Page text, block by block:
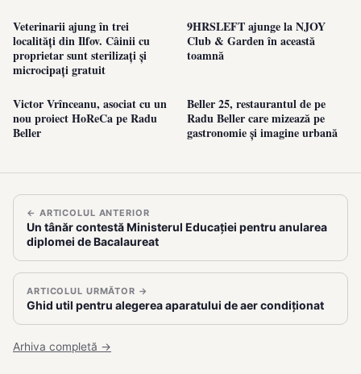
Veterinarii ajung în trei
localități din Ilfov. Câinii cu
proprietar sunt sterilizați și
microcipați gratuit
9HRSLEFT ajunge la NJOY
Club & Garden în această
toamnă
Victor Vrînceanu, asociat cu un
nou proiect HoReCa pe Radu
Beller
Beller 25, restaurantul de pe
Radu Beller care mizează pe
gastronomie și imagine urbană
← ARTICOLUL ANTERIOR
Un tânăr contestă Ministerul Educației pentru anularea
diplomei de Bacalaureat
ARTICOLUL URMĂTOR →
Ghid util pentru alegerea aparatului de aer condiționat
Arhiva completă →